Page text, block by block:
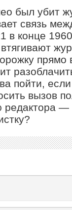
был убит
связь
в конце
прямо
пойти,
вызов
редактора —